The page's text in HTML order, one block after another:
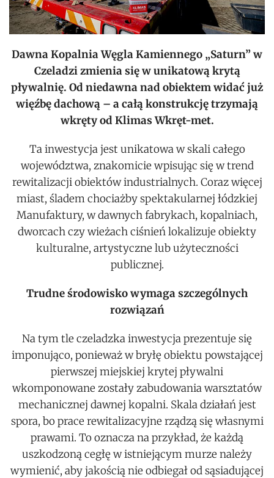
Dawna Kopalnia Węgla Kamiennego „Saturn” w
Czeladzi zmienia się w unikatową krytą
pływalnię. Od niedawna nad obiektem widać już
więźbę dachową – a całą konstrukcję trzymają
wkręty od Klimas Wkręt-met.
Ta inwestycja jest unikatowa w skali całego
województwa, znakomicie wpisując się w trend
rewitalizacji obiektów industrialnych. Coraz więcej
miast, śladem chociażby spektakularnej łódzkiej
Manufaktury, w dawnych fabrykach, kopalniach,
dworcach czy wieżach ciśnień lokalizuje obiekty
kulturalne, artystyczne lub użyteczności
publicznej.
Trudne środowisko wymaga szczególnych
rozwiązań
Na tym tle czeladzka inwestycja prezentuje się
imponująco, ponieważ w bryłę obiektu powstającej
pierwszej miejskiej krytej pływalni
wkomponowane zostały zabudowania warsztatów
mechanicznej dawnej kopalni. Skala działań jest
spora, bo prace rewitalizacyjne rządzą się własnymi
prawami. To oznacza na przykład, że każdą
uszkodzoną cegłę w istniejącym murze należy
wymienić, aby jakością nie odbiegał od sąsiadującej